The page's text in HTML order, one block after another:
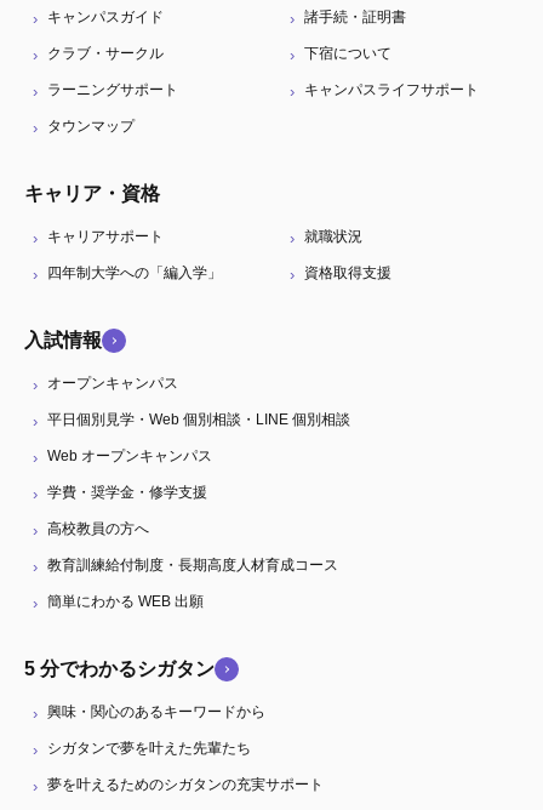
キャンパスガイド 諸手続・証明書
クラブ・サークル 下宿について
ラーニングサポート キャンパスライフサポート
タウンマップ
キャリア・資格
キャリアサポート 就職状況
四年制大学への「編入学」 資格取得支援
入試情報
オープンキャンパス
平日個別見学・Web 個別相談・LINE 個別相談
Web オープンキャンパス
学費・奨学金・修学支援
高校教員の方へ
教育訓練給付制度・長期高度人材育成コース
簡単にわかる WEB 出願
5 分でわかるシガタン
興味・関心のあるキーワードから
シガタンで夢を叶えた先輩たち
夢を叶えるためのシガタンの充実サポート